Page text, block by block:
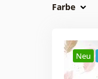
Farbe
Neu